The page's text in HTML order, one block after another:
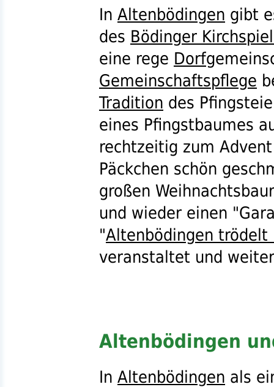
In Altenbödingen gibt
des Bödinger
eine rege Dorf
Gemeinschaftspflege
Tradition des
eines Pfingstbaumes
rechtzeitig zum
Päckchen schön
großen
und wieder einen
"Altenbödingen trödelt
veranstaltet und
Altenbödingen
In Altenbödingen als